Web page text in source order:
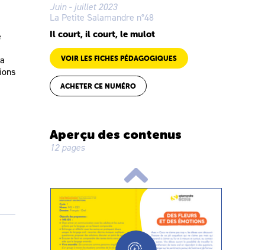
Juin - juillet 2023
La Petite Salamandre n°48
Il court, il court, le mulot
VOIR LES FICHES PÉDAGOGIQUES
ACHETER CE NUMÉRO
Aperçu des contenus
12 pages